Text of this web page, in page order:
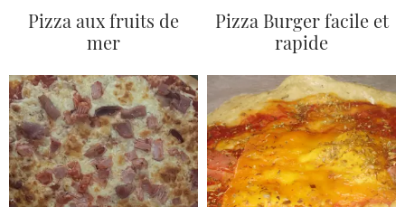
Pizza aux fruits de
mer
Pizza Burger facile et
rapide